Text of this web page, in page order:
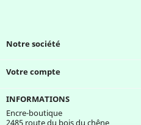
Notre société
Votre compte
INFORMATIONS
Encre-boutique
2485 route du bois du chêne